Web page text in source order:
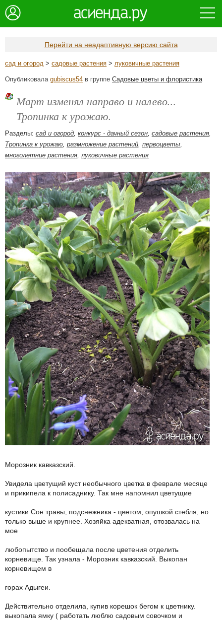
Перейти на неадаптивную версию сайта
сад и огород > садовые растения > луковичные растения
Опубликовала gubiscus54 в группе Садовые цветы и флористика
Март изменял направо и налево...
Тропинка к урожаю.
Разделы: сад и огород, конкурс - дачный сезон, садовые растения,
Тропинка к урожаю, размножение растений, первоцветы,
многолетние растения,луковичные растения
Морозник кавказский.
Увидела цветущий куст необычного цветка в феврале месяце
и прикипела к полисаднику. Так мне напомнил цветущие
кустики Сон травы, подснежника - цветом, опушкой стебля, но
только выше и крупнее. Хозяйка адекватная, отозвалась на
мое
любопытство и пообещала после цветения отделить
корневище. Так узнала - Морозник кавказский. Выкопан
корневищем в
горах Адыгеи.
Действительно отделила, купив корешок бегом к цветнику.
выкопала ямку ( работать люблю садовым совочком и